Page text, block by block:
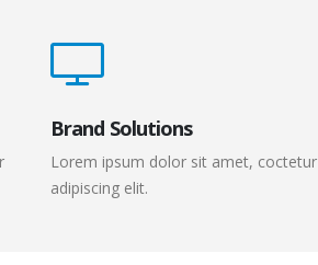
Brand Solutions
Lorem ipsum dolor sit amet, coctetur
adipiscing elit.